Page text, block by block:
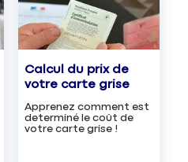
Calcul du prix de
votre carte grise
Apprenez comment est
determiné le coût de
votre carte grise !